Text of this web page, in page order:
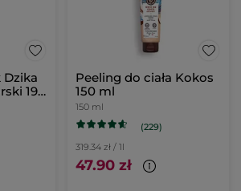
Dzika
190
Peeling do ciała Kokos
150 ml
150 ml
(229)
319.34 zł / 1l
47.90 zł